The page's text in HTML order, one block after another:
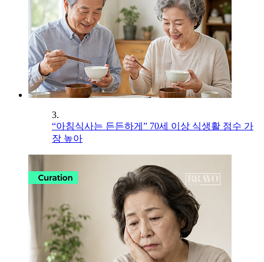
3.
“아침식사는 든든하게” 70세 이상 식생활 점수 가
장 높아